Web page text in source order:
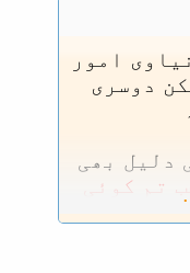
امور
دوسری
دلیل بھی
تم کوئی
سے